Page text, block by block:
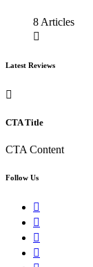
8 Articles
Latest Reviews
CTA Title
CTA Content
Follow Us